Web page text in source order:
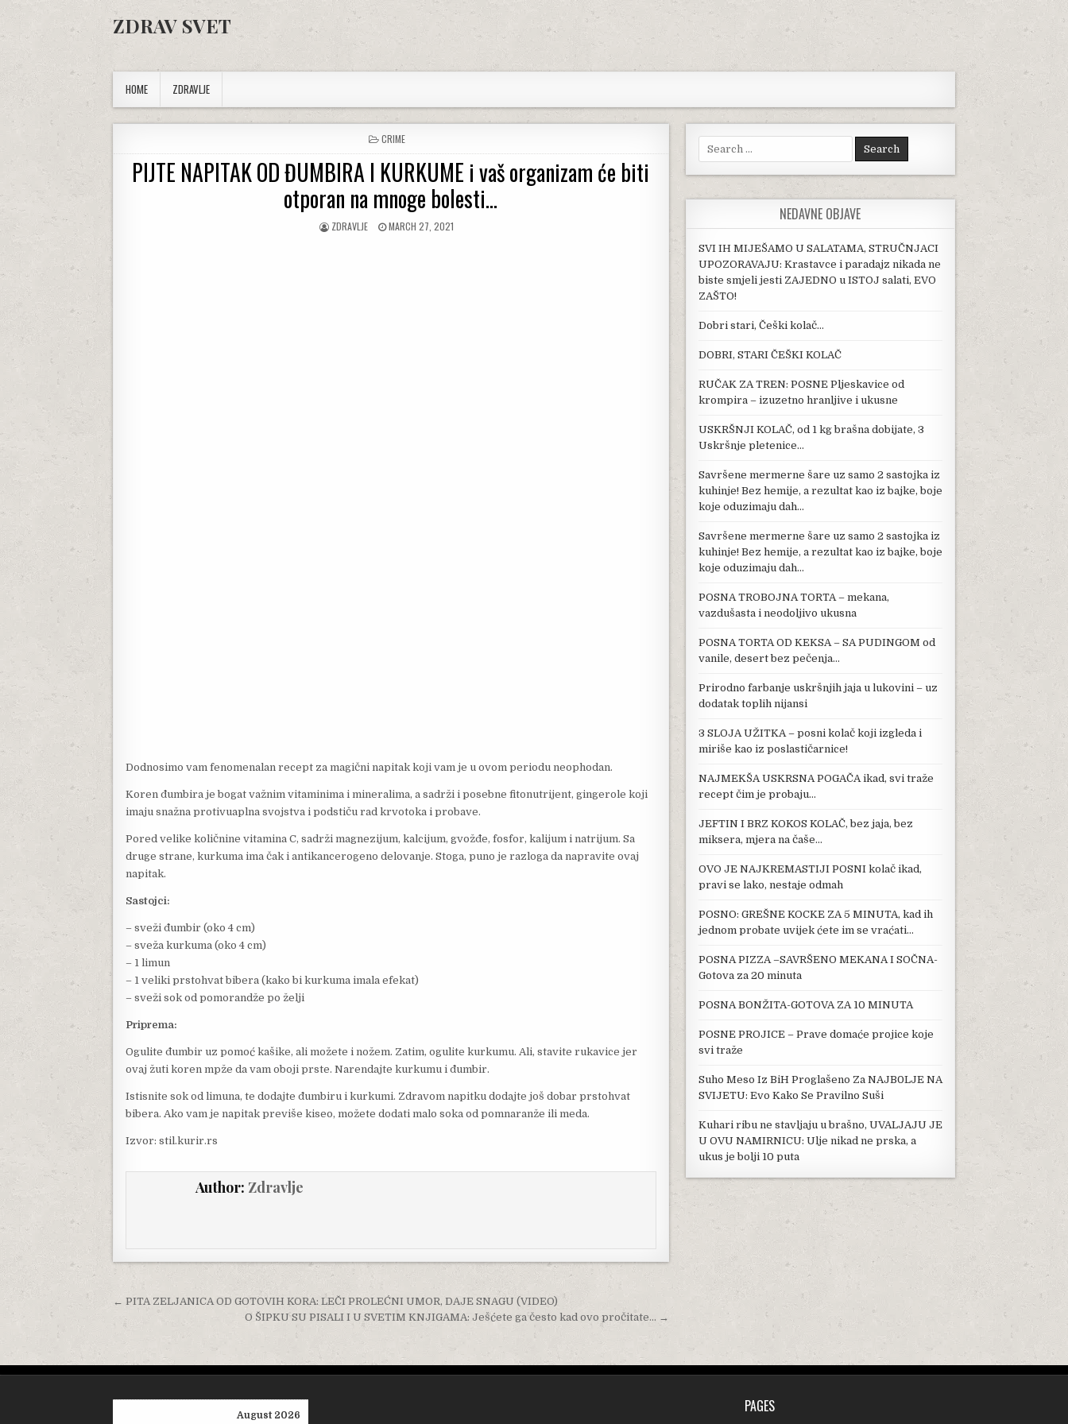
Skip to content
ZDRAV SVET
HOME ZDRAVLJE
POSTED IN
CRIME
PIJTE NAPITAK OD ĐUMBIRA I KURKUME i vaš organizam će biti
otporan na mnoge bolesti…
AUTHOR:
ZDRAVLJE PUBLISHED DATE:
MARCH 27, 2021
Dodnosimo vam fenomenalan recept za magični napitak koji vam je u ovom periodu neophodan.
Koren đumbira je bogat važnim vitaminima i mineralima, a sadrži i posebne fitonutrijent, gingerole koji
imaju snažna protivuaplna svojstva i podstiču rad krvotoka i probave.
Pored velike količnine vitamina C, sadrži magnezijum, kalcijum, gvožđe, fosfor, kalijum i natrijum. Sa
druge strane, kurkuma ima čak i antikancerogeno delovanje. Stoga, puno je razloga da napravite ovaj
napitak.
Sastojci:
– sveži đumbir (oko 4 cm)
– sveža kurkuma (oko 4 cm)
– 1 limun
– 1 veliki prstohvat bibera (kako bi kurkuma imala efekat)
– sveži sok od pomorandže po želji
Priprema:
Ogulite đumbir uz pomoć kašike, ali možete i nožem. Zatim, ogulite kurkumu. Ali, stavite rukavice jer
ovaj žuti koren mpže da vam oboji prste. Narendajte kurkumu i đumbir.
Istisnite sok od limuna, te dodajte đumbiru i kurkumi. Zdravom napitku dodajte još dobar prstohvat
bibera. Ako vam je napitak previše kiseo, možete dodati malo soka od pomnaranže ili meda.
Izvor: stil.kurir.rs
Author: Zdravlje
Post navigation
← PITA ZELJANICA OD GOTOVIH KORA: LEČI PROLEĆNI UMOR, DAJE SNAGU (VIDEO)
O ŠIPKU SU PISALI I U SVETIM KNJIGAMA: Ješćete ga često kad ovo pročitate… →
Search for:
NEDAVNE OBJAVE
SVI IH MIJEŠAMO U SALATAMA, STRUČNJACI
UPOZORAVAJU: Krastavce i paradajz nikada ne
biste smjeli jesti ZAJEDNO u ISTOJ salati, EVO
ZAŠTO!
Dobri stari, Češki kolač…
DOBRI, STARI ČEŠKI KOLAČ
RUČAK ZA TREN: POSNE Pljeskavice od
krompira – izuzetno hranljive i ukusne
USKRŠNJI KOLAČ, od 1 kg brašna dobijate, 3
Uskršnje pletenice…
Savršene mermerne šare uz samo 2 sastojka iz
kuhinje! Bez hemije, a rezultat kao iz bajke, boje
koje oduzimaju dah…
Savršene mermerne šare uz samo 2 sastojka iz
kuhinje! Bez hemije, a rezultat kao iz bajke, boje
koje oduzimaju dah…
POSNA TROBOJNA TORTA – mekana,
vazdušasta i neodoljivo ukusna
POSNA TORTA OD KEKSA – SA PUDINGOM od
vanile, desert bez pečenja…
Prirodno farbanje uskršnjih jaja u lukovini – uz
dodatak toplih nijansi
3 SLOJA UŽITKA – posni kolač koji izgleda i
miriše kao iz poslastičarnice!
NAJMEKŠA USKRSNA POGAČA ikad, svi traže
recept čim je probaju…
JEFTIN I BRZ KOKOS KOLAČ, bez jaja, bez
miksera, mjera na čaše…
OVO JE NAJKREMASTIJI POSNI kolač ikad,
pravi se lako, nestaje odmah
POSNO: GREŠNE KOCKE ZA 5 MINUTA, kad ih
jednom probate uvijek ćete im se vraćati…
POSNA PIZZA –SAVRŠENO MEKANA I SOČNA-
Gotova za 20 minuta
POSNA BONŽITA-GOTOVA ZA 10 MINUTA
POSNE PROJICE – Prave domaće projice koje
svi traže
Suho Meso Iz BiH Proglašeno Za NAJB0LJE NA
SVIJETU: Evo Kako Se Pravilno Suši
Kuhari ribu ne stavljaju u brašno, UVALJAJU JE
U OVU NAMIRNICU: Ulje nikad ne prska, a
ukus je bolji 10 puta
August 2026 PAGES